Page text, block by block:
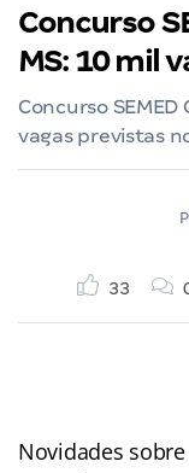
Concurso
MS: 10 mil
Concurso
vagas previstas
33
Novidades